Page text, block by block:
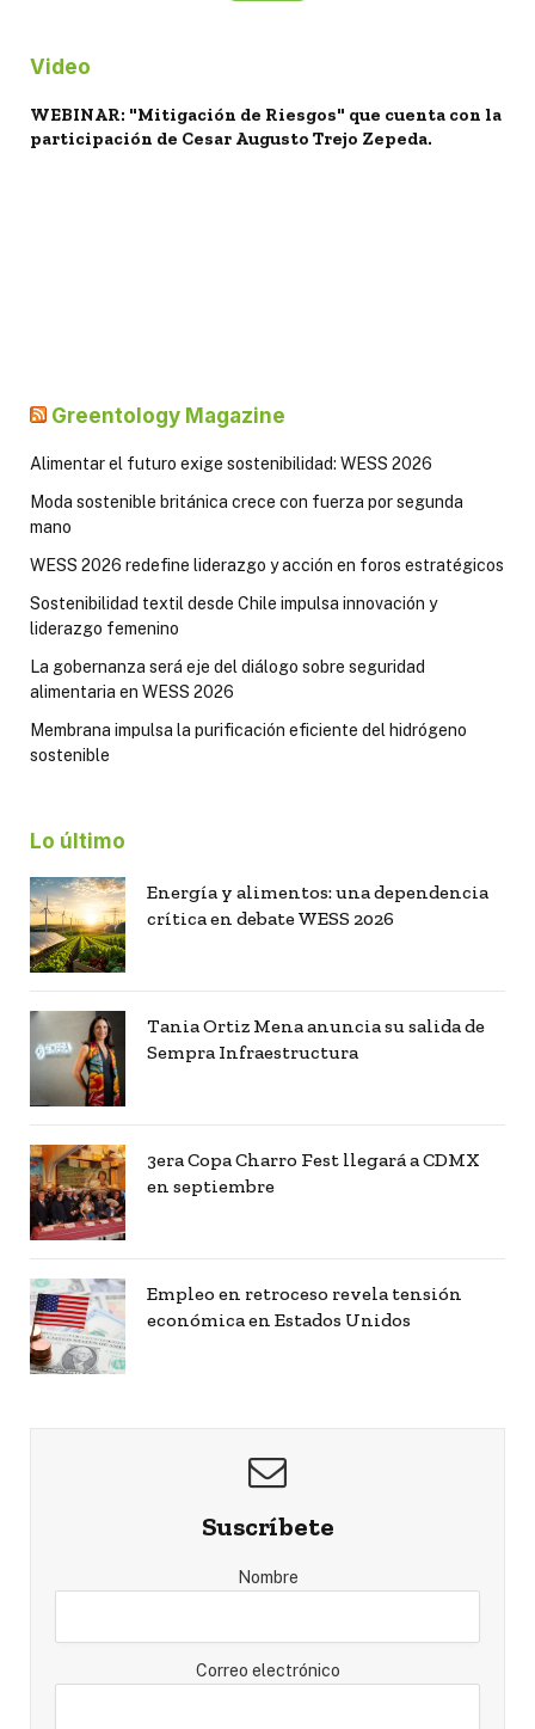
Video
WEBINAR: "Mitigación de Riesgos" que cuenta con la
participación de Cesar Augusto Trejo Zepeda.
Greentology Magazine
Alimentar el futuro exige sostenibilidad: WESS 2026
Moda sostenible británica crece con fuerza por segunda
mano
WESS 2026 redefine liderazgo y acción en foros estratégicos
Sostenibilidad textil desde Chile impulsa innovación y
liderazgo femenino
La gobernanza será eje del diálogo sobre seguridad
alimentaria en WESS 2026
Membrana impulsa la purificación eficiente del hidrógeno
sostenible
Lo último
Energía y alimentos: una dependencia
crítica en debate WESS 2026
Tania Ortiz Mena anuncia su salida de
Sempra Infraestructura
3era Copa Charro Fest llegará a CDMX
en septiembre
Empleo en retroceso revela tensión
económica en Estados Unidos
Suscríbete
Nombre
Correo electrónico